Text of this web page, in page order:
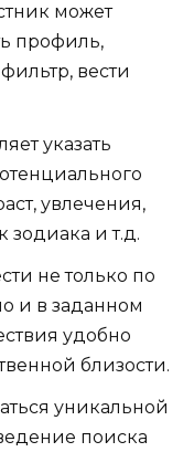
может
профиль,
вести
указать
увлечения,
зодиака и т.д.
не только по
и в заданном
удобно
близости.
уникальной
поиска